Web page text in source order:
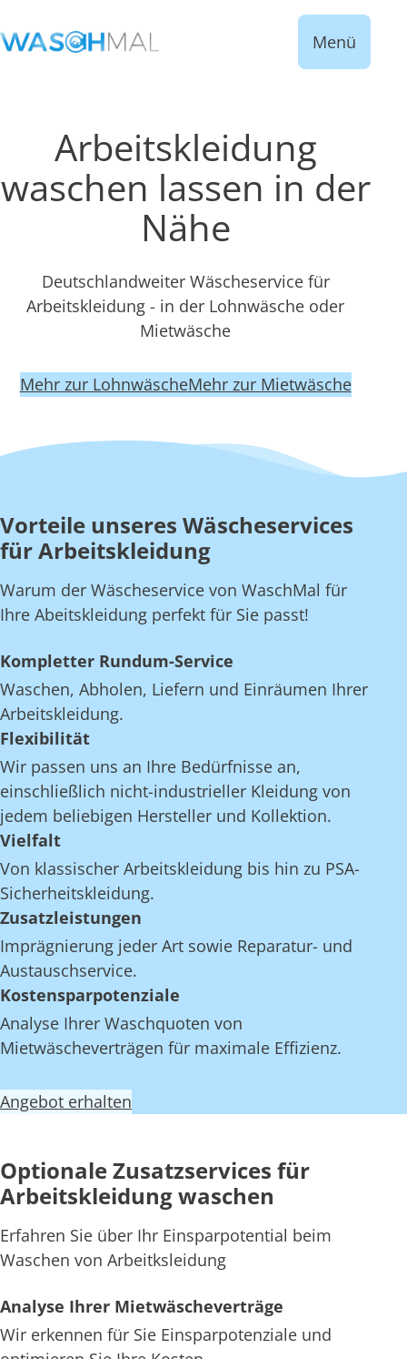
Menü
Arbeitskleidung
waschen lassen in der
Nähe
Deutschlandweiter Wäscheservice für
Arbeitskleidung - in der Lohnwäsche oder
Mietwäsche
Mehr zur LohnwäscheMehr zur Mietwäsche
Vorteile unseres Wäscheservices
für Arbeitskleidung
Warum der Wäscheservice von WaschMal für
Ihre Abeitskleidung perfekt für Sie passt!
Kompletter Rundum-Service
Waschen, Abholen, Liefern und Einräumen Ihrer
Arbeitskleidung.
Flexibilität
Wir passen uns an Ihre Bedürfnisse an,
einschließlich nicht-industrieller Kleidung von
jedem beliebigen Hersteller und Kollektion.
Vielfalt
Von klassischer Arbeitskleidung bis hin zu PSA-
Sicherheitskleidung.
Zusatzleistungen
Imprägnierung jeder Art sowie Reparatur- und
Austauschservice.
Kostensparpotenziale
Analyse Ihrer Waschquoten von
Mietwäscheverträgen für maximale Effizienz.
Angebot erhalten
Optionale Zusatzservices für
Arbeitskleidung waschen
Erfahren Sie über Ihr Einsparpotential beim
Waschen von Arbeitksleidung
Analyse Ihrer Mietwäscheverträge
Wir erkennen für Sie Einsparpotenziale und